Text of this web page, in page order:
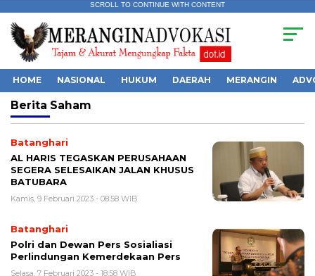
SCROLL TO CONTINUE WITH CONTENT
HOME NASIONAL HUKUM DAERAH MERANGIN
Berita Saham
Batanghari
AL HARIS TEGASKAN PERUSAHAAN
SEGERA SELESAIKAN JALAN KHUSUS
BATUBARA
Kamis, 9 Februari 2023 - 08:58 WIB
Batanghari
Polri dan Dewan Pers Sosialiasi
Perlindungan Kemerdekaan Pers
Selasa, 7 Februari 2023 - 18:58 WIB